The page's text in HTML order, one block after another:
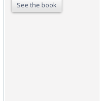
See the book